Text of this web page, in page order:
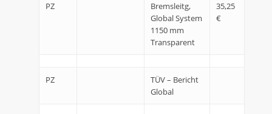
PZ
Bremsleitg,
Global System
1150 mm
Transparent
35,25
€
PZ
TÜV – Bericht
Global